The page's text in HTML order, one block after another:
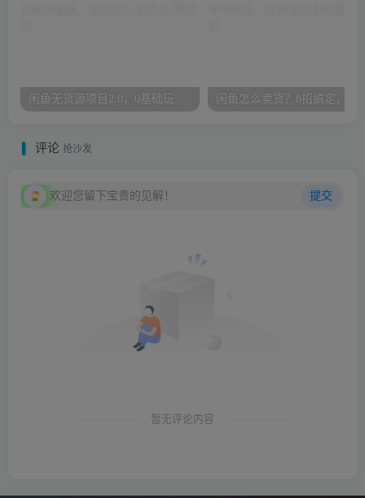
评论 抢沙发
欢迎您留下宝贵的见解！ 提交
暂无评论内容